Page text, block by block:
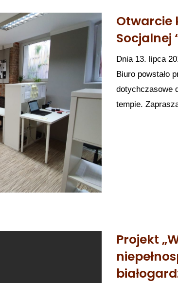
Otwarcie
Socjalnej
Dnia 13. lipca
Biuro powstało
dotychczasowe
tempie.
Projekt